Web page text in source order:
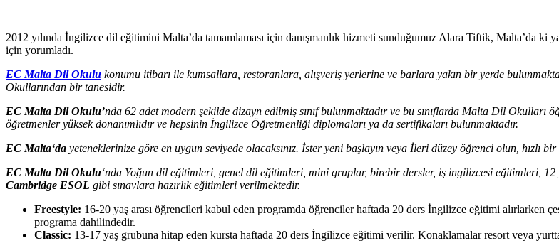
2012 yılında İngilizce dil eğitimini Malta’da tamamlaması için danışmanlık hizmeti sunduğumuz Alara Tiftik, Malta’da ki
için yorumladı.
EC Malta Dil Okulu konumu itibarı ile kumsallara, restoranlara, alışveriş yerlerine ve barlara yakın bir yerde
Okullarından bir tanesidir.
EC Malta Dil Okulu’nda 62 adet modern şekilde dizayn edilmiş sınıf bulunmaktadır ve bu sınıflarda Malta Dil Okulları
öğretmenler yüksek donanımlıdır ve hepsinin İngilizce Öğretmenliği diplomaları ya da sertifikaları bulunmaktadır.
EC Malta‘da yeteneklerinize göre en uygun seviyede olacaksınız. İster yeni başlayın veya İleri düzey öğrenci olun, hızlı
EC Malta Dil Okulu‘nda Yoğun dil eğitimleri, genel dil eğitimleri, mini gruplar, birebir dersler, iş ingilizcesi eğitimleri, 12
Cambridge ESOL gibi sınavlara hazırlık eğitimleri verilmektedir.
Freestyle: 16-20 yaş arası öğrencileri kabul eden programda öğrenciler haftada 20 ders İngilizce eğitimi
programa dahilindedir.
Classic: 13-17 yaş grubuna hitap eden kursta haftada 20 ders İngilizce eğitimi verilir. Konaklamalar resort veya